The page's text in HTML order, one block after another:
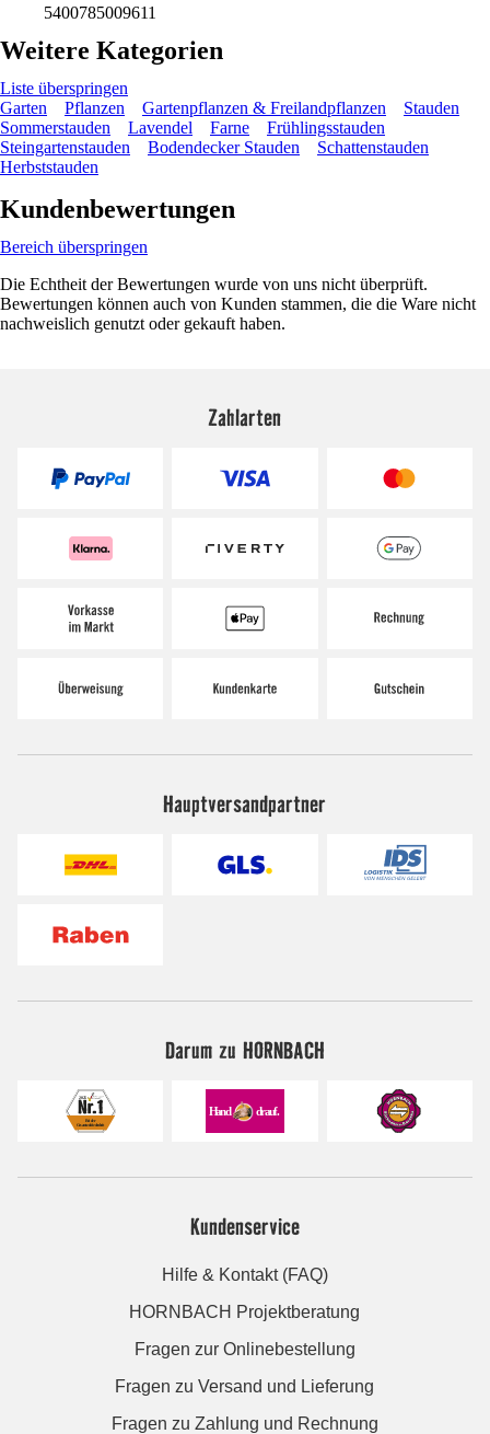
5400785009611
Weitere Kategorien
Liste überspringen
Garten
Pflanzen Gartenpflanzen & Freilandpflanzen
Stauden
Sommerstauden
Lavendel Farne
Frühlingsstauden
Steingartenstauden
Bodendecker Stauden
Schattenstauden
Herbststauden
Kundenbewertungen
Bereich überspringen
Die Echtheit der Bewertungen wurde von uns nicht überprüft.
Bewertungen können auch von Kunden stammen, die die Ware nicht
nachweislich genutzt oder gekauft haben.
Zahlarten
Hauptversandpartner
Darum zu HORNBACH
Kundenservice
Hilfe & Kontakt (FAQ)
HORNBACH Projektberatung
Fragen zur Onlinebestellung
Fragen zu Versand und Lieferung
Fragen zu Zahlung und Rechnung